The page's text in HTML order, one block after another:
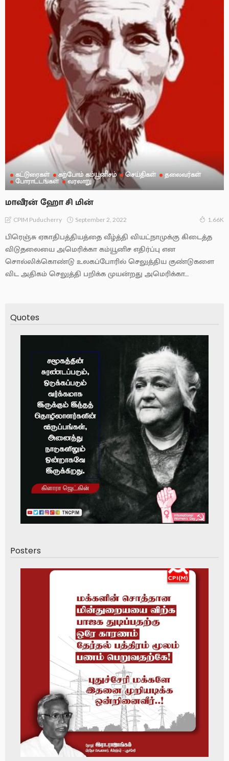
கட்டுரைகள் கற்போம் கம்யூனிசம் செய்திகள் தலைவர்கள்
போராட்டங்கள் வரலாறு
மாவீரன் ஹோ சி மின்
CPIM Puducherry September 2, 2022 1.66K
பிரெஞ்சு ஏகாதிபத்தியத்தை வீழ்த்தி வியட்நாமுக்கு கிடைத்த
விடுதலையை அமெரிக்கா கம்யூனிச எதிர்ப்பு என
சொல்லிக்கொண்டு உலகப்போரில் செலுத்திய குண்டுகளை
விட அதிகம் செலுத்தி பறிக்க முயன்றது அமெரிக்கா....
Quotes
Posters